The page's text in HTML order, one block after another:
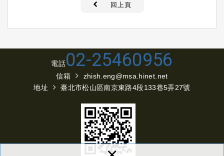
回上頁
電話02-25460956
信箱
zhish.eng@msa.hinet.net
地址
臺北市松山區南京東路4段133巷5弄27號